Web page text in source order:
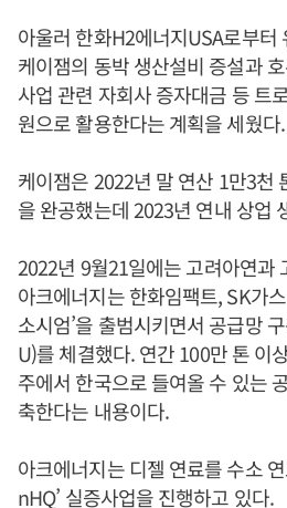
아울러 한화H2에너지USA로부터
케이잼의 동박 생산설비 증설과
사업 관련 자회사 증자대금 등 트
원으로 활용한다는 계획을 세웠다.
케이잼은 2022년 말 연산 1만3천
을 완공했는데 2023년 연내 상업
2022년 9월21일에는 고려아연과
아크에너지는 한화임팩트, SK가
소시엄’을 출범시키면서 공급망
U)를 체결했다. 연간 100만 톤 이
주에서 한국으로 들여올 수 있는
축한다는 내용이다.
아크에너지는 디젤 연료를 수소
nHQ’ 실증사업을 진행하고 있다.